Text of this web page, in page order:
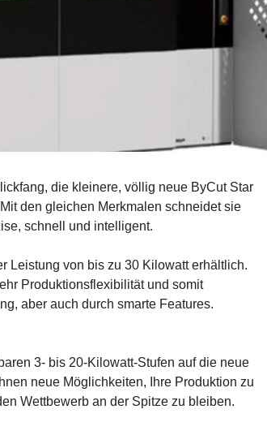
die kleinere, völlig neue ByCut Star
den gleichen Merkmalen schneidet sie
schnell und intelligent.
Leistung von bis zu 30 Kilowatt erhältlich.
Produktionsflexibilität und somit
aber auch durch smarte Features.
3- bis 20-Kilowatt-Stufen auf die neue
neue Möglichkeiten, Ihre Produktion zu
Wettbewerb an der Spitze zu bleiben.